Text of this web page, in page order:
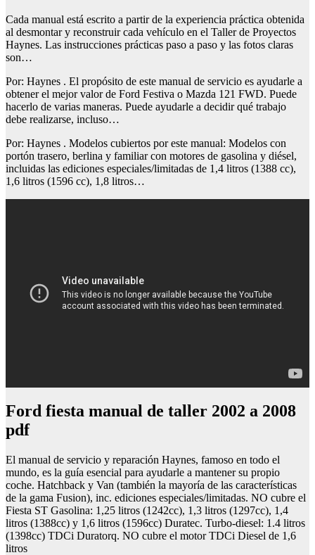
Cada manual está escrito a partir de la experiencia práctica obtenida
al desmontar y reconstruir cada vehículo en el Taller de Proyectos
Haynes. Las instrucciones prácticas paso a paso y las fotos claras
son…
Por: Haynes . El propósito de este manual de servicio es ayudarle a
obtener el mejor valor de Ford Festiva o Mazda 121 FWD. Puede
hacerlo de varias maneras. Puede ayudarle a decidir qué trabajo
debe realizarse, incluso…
Por: Haynes . Modelos cubiertos por este manual: Modelos con
portón trasero, berlina y familiar con motores de gasolina y diésel,
incluidas las ediciones especiales/limitadas de 1,4 litros (1388 cc),
1,6 litros (1596 cc), 1,8 litros…
Ford fiesta manual de taller 2002 a 2008
pdf
El manual de servicio y reparación Haynes, famoso en todo el
mundo, es la guía esencial para ayudarle a mantener su propio
coche. Hatchback y Van (también la mayoría de las características
de la gama Fusion), inc. ediciones especiales/limitadas. NO cubre el
Fiesta ST Gasolina: 1,25 litros (1242cc), 1,3 litros (1297cc), 1,4
litros (1388cc) y 1,6 litros (1596cc) Duratec. Turbo-diesel: 1.4 litros
(1398cc) TDCi Duratorq. NO cubre el motor TDCi Diesel de 1,6
litros